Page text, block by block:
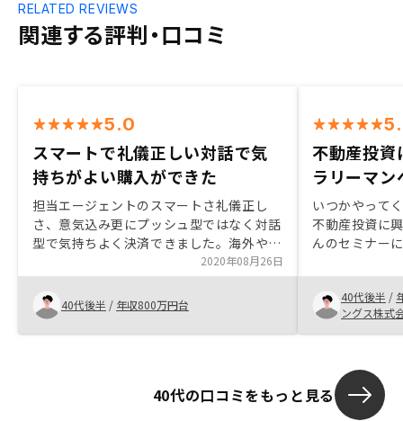
関連する評判・口コミ
RELATED REVIEWS
5.0
スマートで礼儀正しい対話で気
持ちがよい購入ができた
担当エージェントのスマートさ礼儀正し
さ、意気込み更にプッシュ型ではなく対話
型で気持ちよく決済できました。海外や東
京都大阪以外の主要都市での展開も期待で
す。
2020年08月26日
40代後半 / 年収800万円台
不動産投資
ラリーマ
いつかやって
不動産投資に
んのセミナー
しましたが、
ることができ
から中古ワン
のご提案をい
きましたので
約手続きも対
使いやすいも
40代後半 /
ングス株式
40代の口コミをもっと見る